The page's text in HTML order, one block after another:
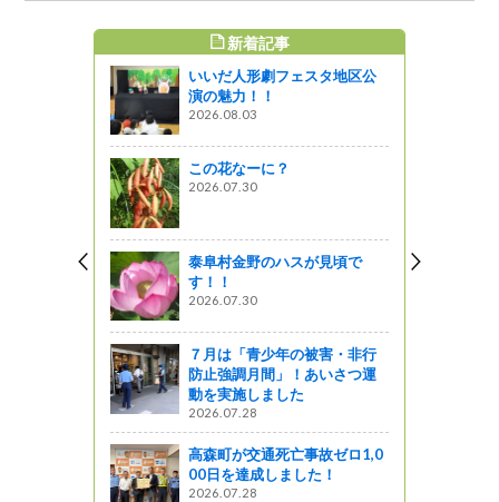
新着記事
いいだ人形劇フェスタ地区公
演の魅力！！
2026.08.03
この花なーに？
2026.07.30
泰阜村金野のハスが見頃で
す！！
2026.07.30
７月は「青少年の被害・非行
防止強調月間」！あいさつ運
動を実施しました
2026.07.28
高森町が交通死亡事故ゼロ1,0
00日を達成しました！
2026.07.28